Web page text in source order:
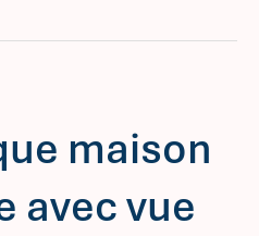
maison
avec vue